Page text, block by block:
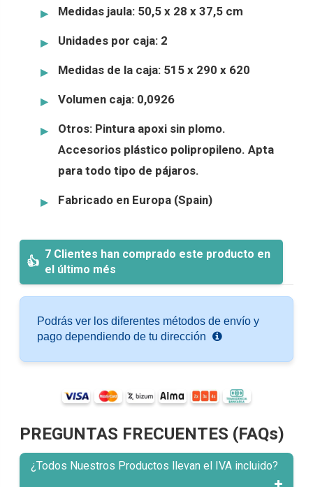
Medidas jaula: 50,5 x 28 x 37,5 cm
Unidades por caja: 2
Medidas de la caja: 515 x 290 x 620
Volumen caja: 0,0926
Otros: Pintura apoxi sin plomo.
Accesorios plástico polipropileno. Apta
para todo tipo de pájaros.
Fabricado en Europa (Spain)
7 Clientes han comprado este producto en
el último més
Podrás ver los diferentes métodos de envío y
pago dependiendo de tu dirección
PREGUNTAS FRECUENTES (FAQs)
¿Todos Nuestros Productos llevan el IVA incluido?